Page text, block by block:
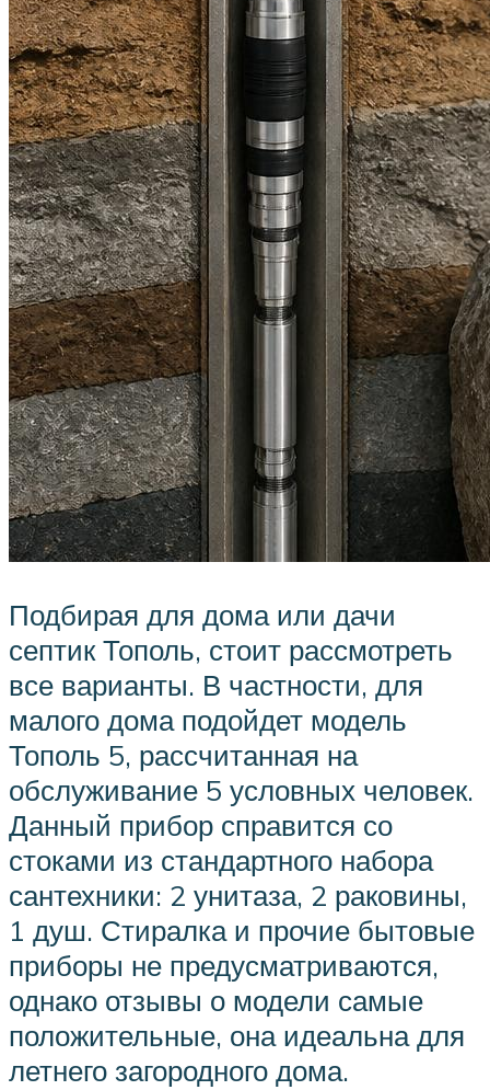
Подбирая для дома или дачи
септик Тополь, стоит рассмотреть
все варианты. В частности, для
малого дома подойдет модель
Тополь 5, рассчитанная на
обслуживание 5 условных человек.
Данный прибор справится со
стоками из стандартного набора
сантехники: 2 унитаза, 2 раковины,
1 душ. Стиралка и прочие бытовые
приборы не предусматриваются,
однако отзывы о модели самые
положительные, она идеальна для
летнего загородного дома.